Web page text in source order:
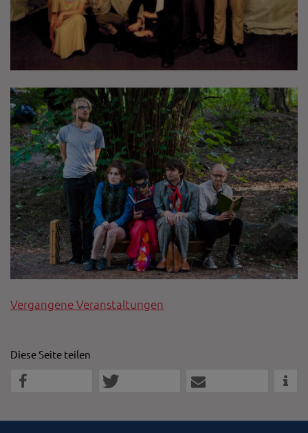
Vergangene Veranstaltungen
Diese Seite teilen